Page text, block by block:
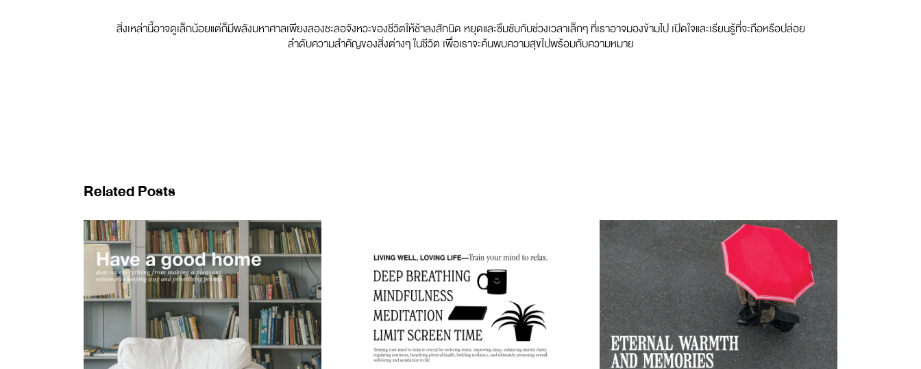
สิ่งเหล่านี้อาจดูเล็กน้อยแต่ก็มีพลังมหาศาลเพียงลองชะลอจังหวะของชีวิตให้ช้าลงสักนิด หยุดและซึมซับกับช่วงเวลาเล็กๆ ที่เราอาจมองข้ามไป เปิดใจและเรียนรู้ที่จะถือหรือปล่อย
ลำดับความสำคัญของสิ่งต่างๆ ในชีวิต เพื่อเราจะค้นพบความสุขไปพร้อมกับความหมาย
Related Posts